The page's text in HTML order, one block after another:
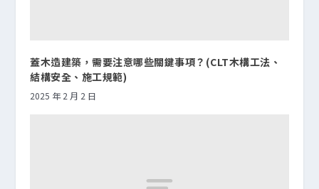
蓋木造建築，需要注意哪些關鍵事項？(CLT木構工法、
結構安全、施工規範)
2025 年 2 月 2 日